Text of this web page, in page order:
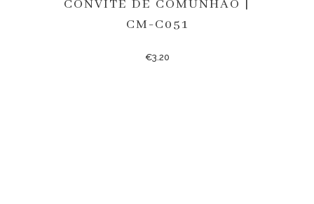
CONVITE DE COMUNHÃO |
CM-C051
€3.20